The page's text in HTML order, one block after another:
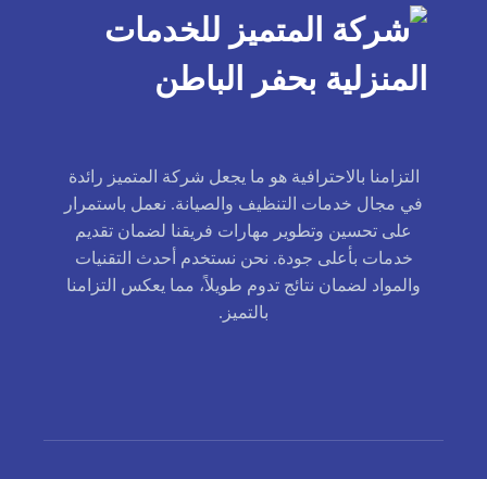
التزامنا بالاحترافية هو ما يجعل شركة المتميز رائدة
في مجال خدمات التنظيف والصيانة. نعمل باستمرار
على تحسين وتطوير مهارات فريقنا لضمان تقديم
خدمات بأعلى جودة. نحن نستخدم أحدث التقنيات
والمواد لضمان نتائج تدوم طويلاً، مما يعكس التزامنا
بالتميز.